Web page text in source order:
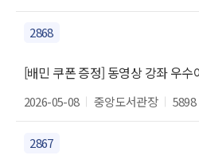
2868
[배민 쿠폰 증정] 동영상 강좌 우
2026-05-08 중앙도서관장 5898
2867